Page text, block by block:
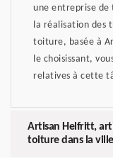
une entreprise
la réalisation des
toiture, basée à
le choisissant,
relatives à cette
Artisan Helfritt,
toiture dans la